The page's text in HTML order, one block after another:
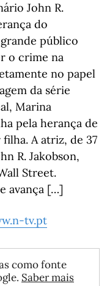
John R.
do
público
o crime na
no papel
da série
Marina
pela herança de
A atriz, de 37
R. Jakobson,
Street.
avança […]
tv.pt
como fonte
Saber mais